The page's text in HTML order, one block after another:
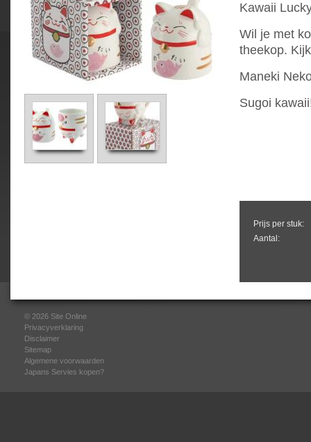
Kawaii
Wil je met
theekop.
Maneki
Sugoi
Prijs per stuk:
Aantal:
© 2026 Site Online
Privacyverklaring
Disclaimer
Sitemap
Algemene voorwaarden
Japans Servies kopen?